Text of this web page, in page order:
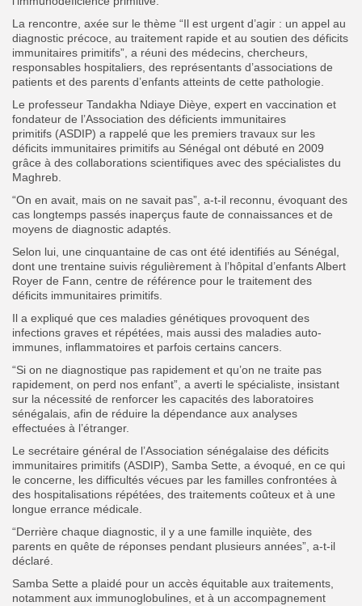
La rencontre, axée sur le thème “Il est urgent d’agir : un appel au
diagnostic précoce, au traitement rapide et au soutien des déficits
immunitaires primitifs”, a réuni des médecins, chercheurs,
responsables hospitaliers, des représentants d’associations de
patients et des parents d’enfants atteints de cette pathologie.
Le professeur Tandakha Ndiaye Dièye, expert en vaccination et
fondateur de l’Association des déficients immunitaires
primitifs (ASDIP) a rappelé que les premiers travaux sur les
déficits immunitaires primitifs au Sénégal ont débuté en 2009
grâce à des collaborations scientifiques avec des spécialistes du
Maghreb.
“On en avait, mais on ne savait pas”, a-t-il reconnu, évoquant des
cas longtemps passés inaperçus faute de connaissances et de
moyens de diagnostic adaptés.
Selon lui, une cinquantaine de cas ont été identifiés au Sénégal,
dont une trentaine suivis régulièrement à l’hôpital d’enfants Albert
Royer de Fann, centre de référence pour le traitement des
déficits immunitaires primitifs.
Il a expliqué que ces maladies génétiques provoquent des
infections graves et répétées, mais aussi des maladies auto-
immunes, inflammatoires et parfois certains cancers.
“Si on ne diagnostique pas rapidement et qu’on ne traite pas
rapidement, on perd nos enfant”, a averti le spécialiste, insistant
sur la nécessité de renforcer les capacités des laboratoires
sénégalais, afin de réduire la dépendance aux analyses
effectuées à l’étranger.
Le secrétaire général de l’Association sénégalaise des déficits
immunitaires primitifs (ASDIP), Samba Sette, a évoqué, en ce qui
le concerne, les difficultés vécues par les familles confrontées à
des hospitalisations répétées, des traitements coûteux et à une
longue errance médicale.
“Derrière chaque diagnostic, il y a une famille inquiète, des
parents en quête de réponses pendant plusieurs années”, a-t-il
déclaré.
Samba Sette a plaidé pour un accès équitable aux traitements,
notamment aux immunoglobulines, et à un accompagnement